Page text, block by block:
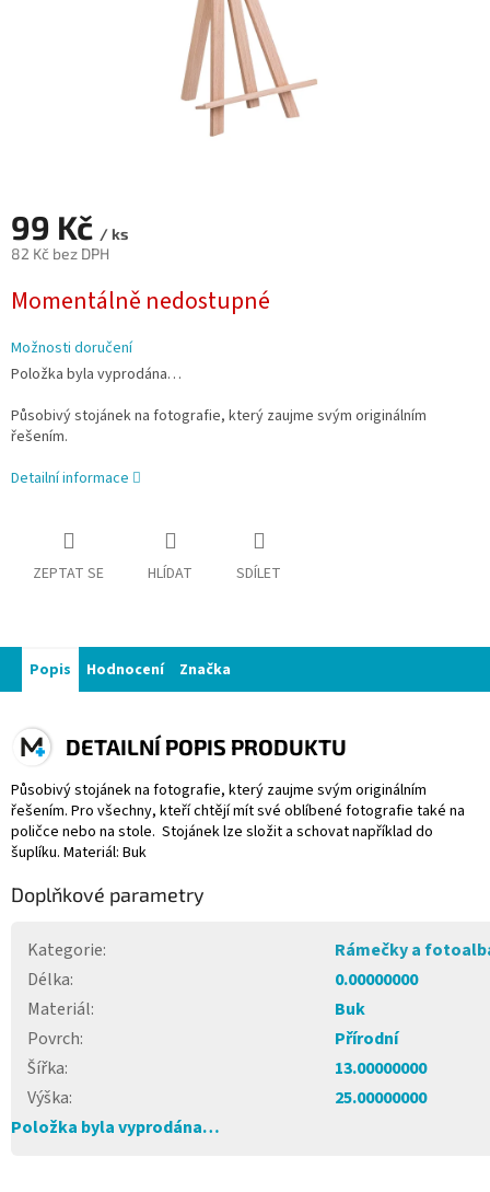
99 Kč / ks
82 Kč bez DPH
cena:
Momentálně nedostupné
Možnosti doručení
Položka byla vyprodána…
Působivý stojánek na fotografie, který zaujme svým originálním
řešením.
Detailní informace
ZEPTAT SE HLÍDAT SDÍLET
Popis Hodnocení Značka
DETAILNÍ POPIS PRODUKTU
Působivý stojánek na fotografie, který zaujme svým originálním
řešením. Pro všechny, kteří chtějí mít své oblíbené fotografie také na
poličce nebo na stole. Stojánek lze složit a schovat například do
šuplíku. Materiál: Buk
Doplňkové parametry
Kategorie:
Rámečky a
Délka:
0.00000000
Materiál:
Buk
Povrch:
Přírodní
Šířka:
13.00000000
Výška:
25.00000000
Položka byla vyprodána…